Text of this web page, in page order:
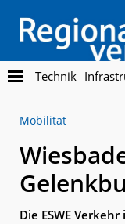
main
content
footer
Die
Fachzeitschrift
den
Technik
Mobilität
Die ESWE